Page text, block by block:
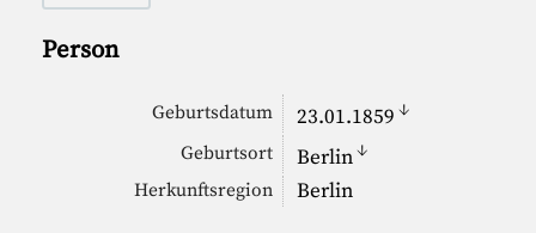
Person
Geburtsdatum 23.01.1859 ↓
Geburtsort Berlin↓
Herkunftsregion Berlin